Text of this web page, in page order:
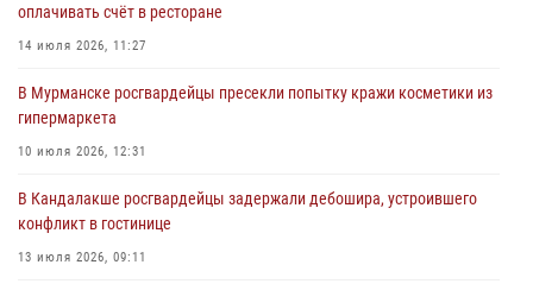
Сотрудники Росгвардии провели инструктаж по
антитеррористической защищенности для членов избирательных
31 июля 2026, 08:48 3
Сотрудники Росгвардии задержали мужчину, не оплатившего счет в
30 июля 2026, 14:09
В Управлении Росгвардии по Мурманской области прошло пожарно-
оплачивать счёт в ресторане
14 июля 2026, 11:27
В Мурманске росгвардейцы пресекли попытку кражи косметики из
гипермаркета
10 июля 2026, 12:31
В Кандалакше росгвардейцы задержали дебошира, устроившего
конфликт в гостинице
13 июля 2026, 09:11